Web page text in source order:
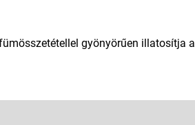
gyönyörűen illatosítja